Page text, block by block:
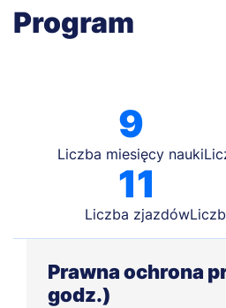
Program
9
Liczba miesięcy nauki
11
Liczba zjazdów
Prawna ochrona
godz.)